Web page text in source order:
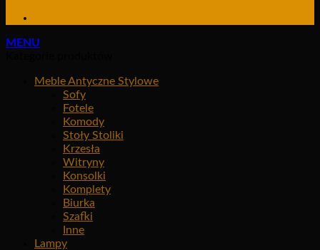
MENU
Meble Antyczne Stylowe
Sofy
Fotele
Komody
Stoły Stoliki
Krzesła
Witryny
Konsolki
Komplety
Biurka
Szafki
Inne
Lampy